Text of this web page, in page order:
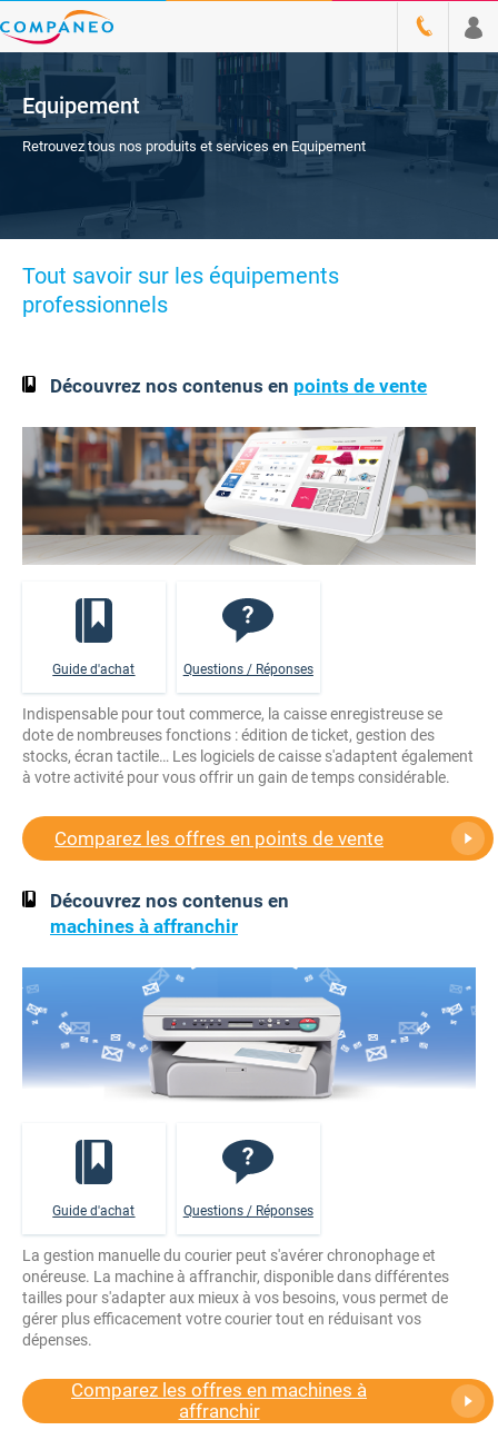
Equipement
Retrouvez tous nos produits et services en Equipement
Tout savoir sur les équipements
professionnels
Découvrez nos contenus en points de vente
Guide d'achat Questions / Réponses
Indispensable pour tout commerce, la caisse enregistreuse se
dote de nombreuses fonctions : édition de ticket, gestion des
stocks, écran tactile… Les logiciels de caisse s'adaptent également
à votre activité pour vous offrir un gain de temps considérable.
Comparez les offres en points de vente
Découvrez nos contenus en
machines à affranchir
Guide d'achat Questions / Réponses
La gestion manuelle du courier peut s'avérer chronophage et
onéreuse. La machine à affranchir, disponible dans différentes
tailles pour s'adapter aux mieux à vos besoins, vous permet de
gérer plus efficacement votre courier tout en réduisant vos
dépenses.
Comparez les offres en machines à
affranchir